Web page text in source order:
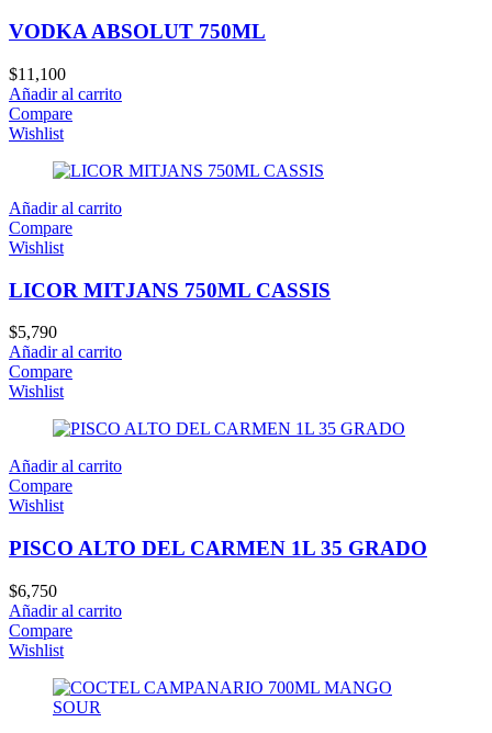
VODKA ABSOLUT 750ML
$11,100
Añadir al carrito
Compare
Wishlist
Añadir al carrito
Compare
Wishlist
LICOR MITJANS 750ML CASSIS
$5,790
Añadir al carrito
Compare
Wishlist
Añadir al carrito
Compare
Wishlist
PISCO ALTO DEL CARMEN 1L 35 GRADO
$6,750
Añadir al carrito
Compare
Wishlist